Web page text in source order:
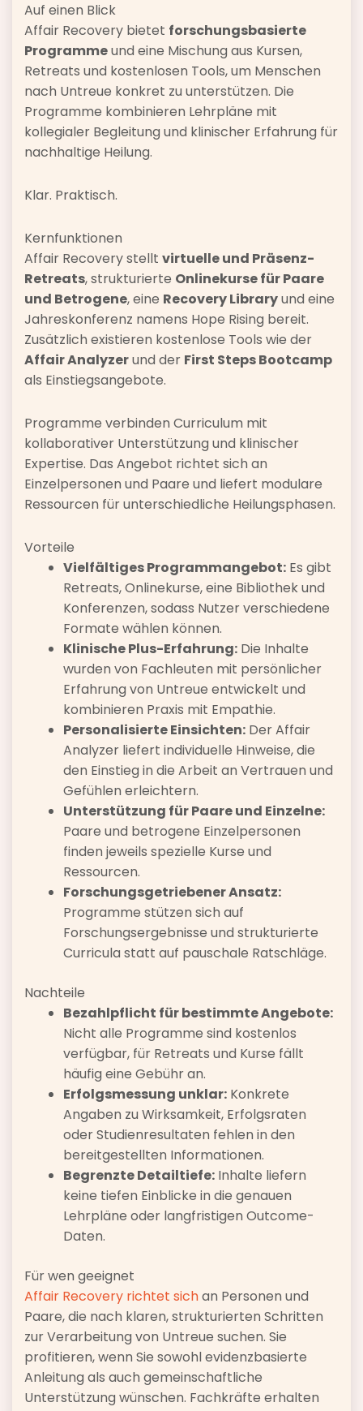
Auf einen Blick
Affair Recovery bietet forschungsbasierte
Programmeund eine Mischung aus Kursen,
Retreats und kostenlosen Tools, um Menschen
nach Untreue konkret zu unterstützen. Die
Programme kombinieren Lehrpläne mit
kollegialer Begleitung und klinischer Erfahrung für
nachhaltige Heilung.
Klar. Praktisch.
Kernfunktionen
Affair Recovery stellt virtuelle und Präsenz-
Retreats, strukturierte Onlinekurse für Paare
und Betrogene, eine Recovery Libraryund eine
Jahreskonferenz namens Hope Rising bereit.
Zusätzlich existieren kostenlose Tools wie der
Affair Analyzerund der First Steps Bootcamp
als Einstiegsangebote.
Programme verbinden Curriculum mit
kollaborativer Unterstützung und klinischer
Expertise. Das Angebot richtet sich an
Einzelpersonen und Paare und liefert modulare
Ressourcen für unterschiedliche Heilungsphasen.
Vorteile
Vielfältiges Programmangebot: Es gibt
Retreats, Onlinekurse, eine Bibliothek und
Konferenzen, sodass Nutzer verschiedene
Formate wählen können.
Klinische Plus-Erfahrung: Die Inhalte
wurden von Fachleuten mit persönlicher
Erfahrung von Untreue entwickelt und
kombinieren Praxis mit Empathie.
Personalisierte Einsichten: Der Affair
Analyzer liefert individuelle Hinweise, die
den Einstieg in die Arbeit an Vertrauen und
Gefühlen erleichtern.
Unterstützung für Paare und Einzelne:
Paare und betrogene Einzelpersonen
finden jeweils spezielle Kurse und
Ressourcen.
Forschungsgetriebener Ansatz:
Programme stützen sich auf
Forschungsergebnisse und strukturierte
Curricula statt auf pauschale Ratschläge.
Nachteile
Bezahlpflicht für bestimmte Angebote:
Nicht alle Programme sind kostenlos
verfügbar, für Retreats und Kurse fällt
häufig eine Gebühr an.
Erfolgsmessung unklar: Konkrete
Angaben zu Wirksamkeit, Erfolgsraten
oder Studienresultaten fehlen in den
bereitgestellten Informationen.
Begrenzte Detailtiefe: Inhalte liefern
keine tiefen Einblicke in die genauen
Lehrpläne oder langfristigen Outcome-
Daten.
Für wen geeignet
Affair Recovery richtet sichan Personen und
Paare, die nach klaren, strukturierten Schritten
zur Verarbeitung von Untreue suchen. Sie
profitieren, wenn Sie sowohl evidenzbasierte
Anleitung als auch gemeinschaftliche
Unterstützung wünschen. Fachkräfte erhalten